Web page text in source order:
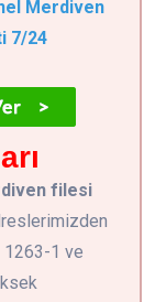
Merdiven
7/24
filesi
1263-1 ve